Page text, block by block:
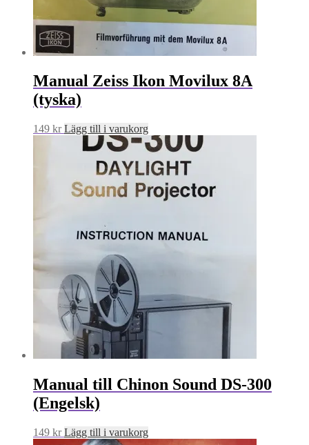
Manual Zeiss Ikon Movilux 8A
(tyska)
149 kr Lägg till i varukorg
Manual till Chinon Sound DS-300
(Engelsk)
149 kr Lägg till i varukorg